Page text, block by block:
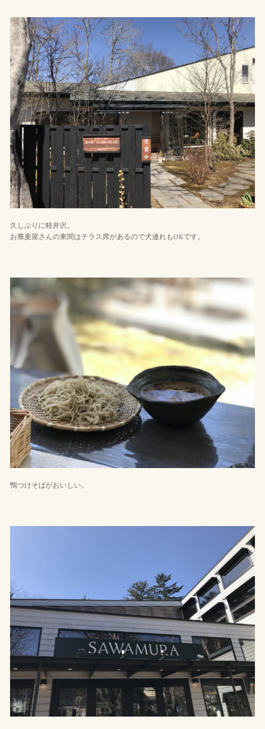
久しぶりに軽井沢。
お蕎麦屋さんの東間はテラス席があるので犬連れもOKです。
鴨つけそばがおいしい。